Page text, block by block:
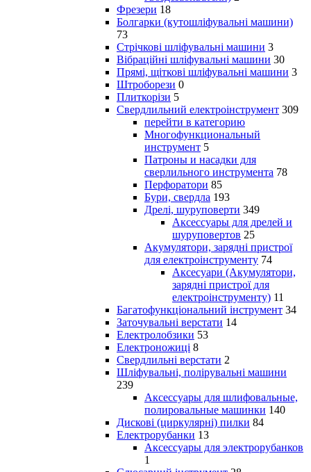
Фрезери 18
Болгарки (кутошліфувальні машини)
73
Стрічкові шліфувальні машини 3
Вібраційні шліфувальні машини 30
Прямі, щіткові шліфувальні машини 3
Штроборези 0
Плиткорізи 5
Свердлильний електроінструмент 309
перейти в категорию
Многофункциональный
инструмент 5
Патроны и насадки для
сверлильного инструмента 78
Перфоратори 85
Бури, свердла 193
Дрелі, шуруповерти 349
Аксессуары для дрелей и
шуруповертов 25
Акумулятори, зарядні пристрої
для електроінструменту 74
Аксесуари (Акумулятори,
зарядні пристрої для
електроінструменту) 11
Багатофункціональний інструмент 34
Заточувальні верстати 14
Електролобзики 53
Електроножиці 8
Свердлильні верстати 2
Шліфувальні, полірувальні машини
239
Аксессуары для шлифовальные,
полировальные машинки 140
Дискові (циркулярні) пилки 84
Електрорубанки 13
Аксессуары для электрорубанков
1